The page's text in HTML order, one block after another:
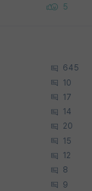
5
645
10
17
14
20
15
12
8
9